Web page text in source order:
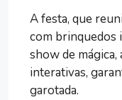
A festa, que
com brinquedos
show de mágica,
interativas,
garotada.